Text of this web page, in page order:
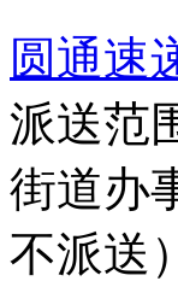
圆通速
派送范
街道办
不派送